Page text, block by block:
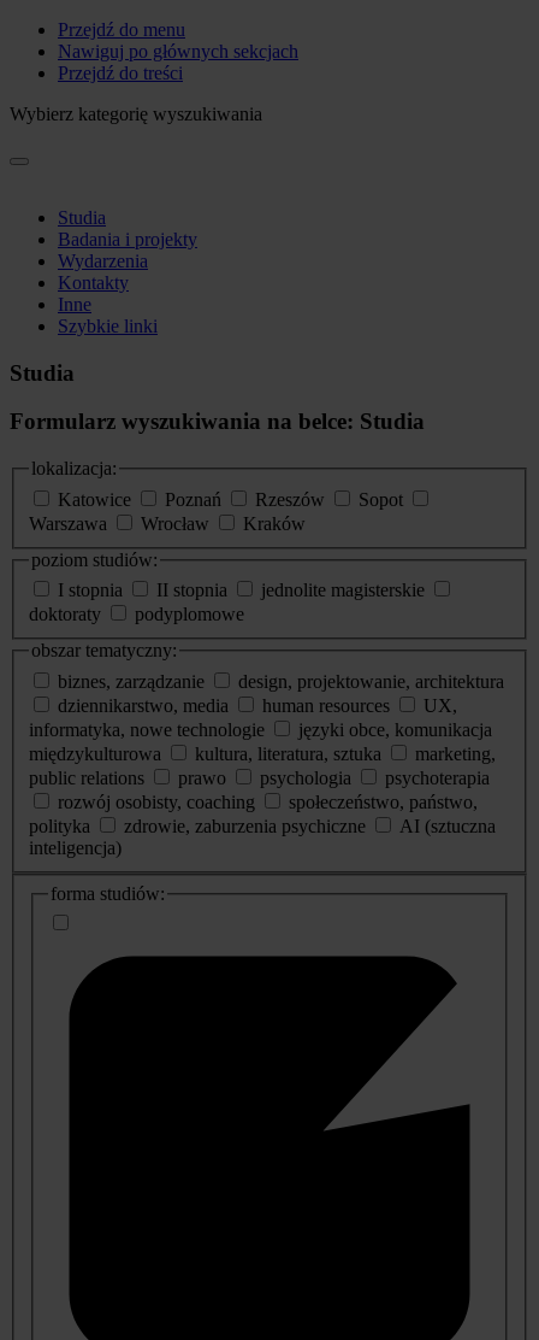
Przejdź do menu
Nawiguj po głównych sekcjach
Przejdź do treści
Wybierz kategorię wyszukiwania
Studia
Badania i projekty
Wydarzenia
Kontakty
Inne
Szybkie linki
Studia
Formularz wyszukiwania na belce: Studia
lokalizacja:
Katowice
Poznań Rzeszów
Sopot
Warszawa
Wrocław
Kraków
poziom studiów:
I stopnia
II stopnia
jednolite magisterskie
doktoraty
podyplomowe
obszar tematyczny:
biznes, zarządzanie
design, projektowanie, architektura
dziennikarstwo, media
human resources
UX,
informatyka, nowe technologie
języki obce, komunikacja
międzykulturowa
kultura, literatura, sztuka
marketing,
public relations
prawo psychologia
psychoterapia
rozwój osobisty, coaching
społeczeństwo, państwo,
polityka
zdrowie, zaburzenia psychiczne
AI (sztuczna
inteligencja)
dodatkowe
informacje
forma studiów: